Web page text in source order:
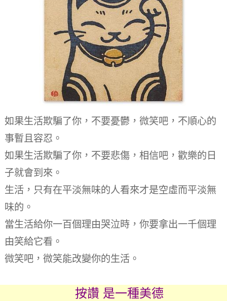
如果生活欺騙了你，不要憂鬱，微笑吧，不順心的
事暫且容忍。
如果生活欺騙了你，不要悲傷，相信吧，歡樂的日
子就會到來。
生活，只有在平淡無味的人看來才是空虛而平淡無
味的。
當生活給你一百個理由哭泣時，你要拿出一千個理
由笑給它看。
微笑吧，微笑能改變你的生活。
按讚 是一種美德